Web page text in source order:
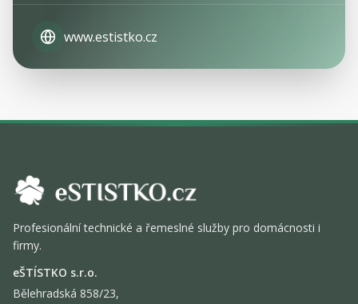
www.estistko.cz
Profesionální technické a řemeslné služby pro domácnosti i
firmy.
eŠTÍSTKO s.r.o.
Bělehradská 858/23,